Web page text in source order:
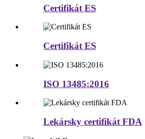
Certifikát ES
Certifikát ES
ISO 13485:2016
Lekársky certifikát FDA